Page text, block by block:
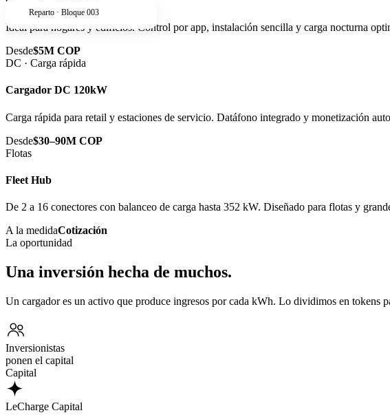
Reparto · Bloque 003
Ideal para hogares y edificios. Control por app, instalación sencilla y carga nocturna
Desde$5M COP
DC · Carga rápida
Cargador DC 120kW
Carga rápida para retail y estaciones de servicio. Datáfono integrado y monetización
Desde$30–90M COP
Flotas
Fleet Hub
De 2 a 16 conectores con balanceo de carga hasta 352 kW. Diseñado para flotas y
A la medidaCotización
La oportunidad
Una inversión hecha de muchos.
Un cargador es un activo que produce ingresos por cada kWh. Lo dividimos en tokens
Inversionistas
ponen el capital
Capital
LeCharge Capital